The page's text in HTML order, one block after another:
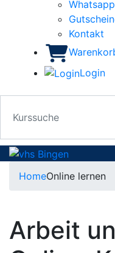
Whatsapp
Kontakt
Login
HomeOnline lernen
Arbeit